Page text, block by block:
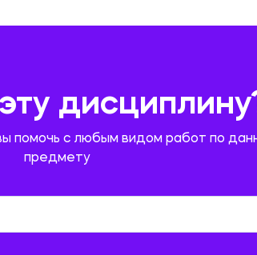
помочь с любым видом работ по
предмету